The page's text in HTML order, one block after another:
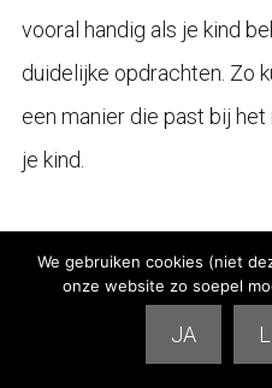
vooral handig als je kind
duidelijke opdrachten. Zo
een manier die past bij
je kind.
Oefenboeken
en herhaling
Een oefenboek kan prettig
We gebruiken cookies (niet
onze website zo soepel
JA